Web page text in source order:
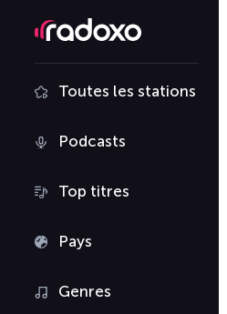
Toutes les stations
Podcasts
Top titres
Pays
Genres